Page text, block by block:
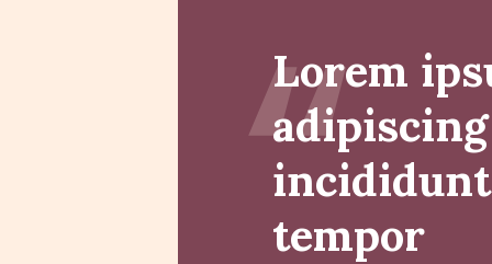
Lorem
incididunt
tempor